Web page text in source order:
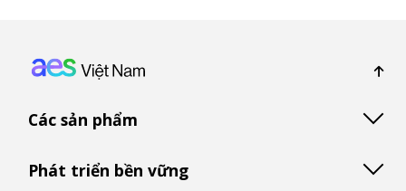
Footer: Vietnam
Các sản phẩm
Phát triển bền vững